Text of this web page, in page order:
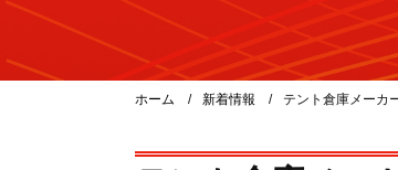
ホーム 新着情報 テント倉庫メーカ